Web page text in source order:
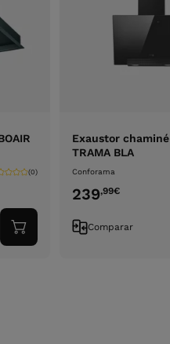
(0)
Adicionar
ao
Exaustor chaminé
TRAMA BLA
Conforama
239,99€
Comparar